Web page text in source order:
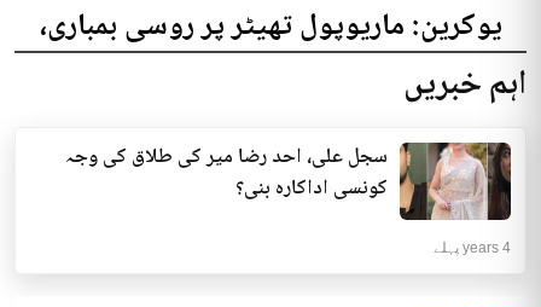
یوکرین: ماریوپول تھیٹر پر روسی بمباری،
300 افراد کی ہلاکت کا خدشہ
کا خدشہ ظاہر کیا اور کہا کہ کم...
انٹرنیشنل | 4 years پہلے
اہم خبریں
سجل علی، احد رضا میر کی طلاق کی وجہ
کونسی اداکارہ بنی؟
4 years پہلے